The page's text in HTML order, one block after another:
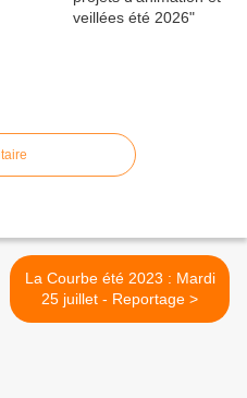
La Courbe été 2023 : Mardi
25 juillet - Reportage >